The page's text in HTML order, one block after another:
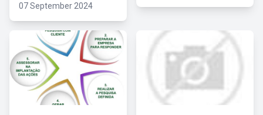
07 September 2024